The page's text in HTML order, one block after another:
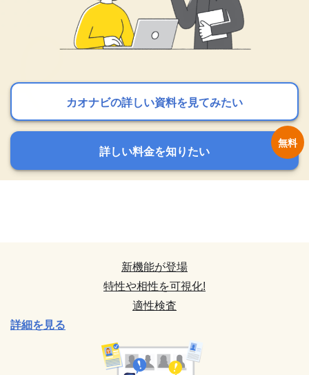
カオナビの詳しい資料を見てみたい
詳しい料金を知りたい
カオナビの詳しい資料を見てみたい
詳しい料金を知りたい
カオナビの詳しい資料を見てみたい
詳しい料金を知りたい
新機能が登場
特性や相性を可視化!
適性検査
詳細を見る